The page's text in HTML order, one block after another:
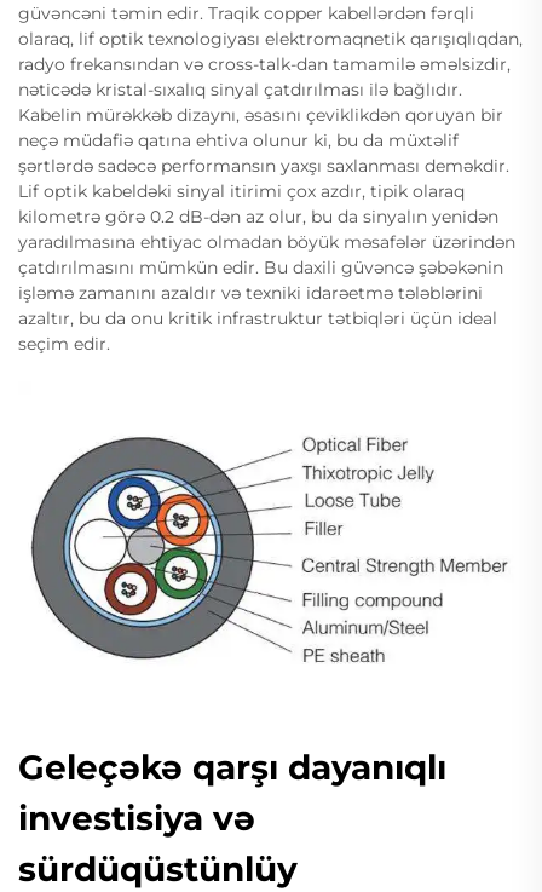
güvəncəni təmin edir. Traqik copper kabellərdən fərqli
olaraq, lif optik texnologiyası elektromaqnetik qarışıqlıqdan,
radyo frekansından və cross-talk-dan tamamilə əməlsizdir,
nəticədə kristal-sıxalıq sinyal çatdırılması ilə bağlıdır.
Kabelin mürəkkəb dizaynı, əsasını çeviklikdən qoruyan bir
neçə müdafiə qatına ehtiva olunur ki, bu da müxtəlif
şərtlərdə sadəcə performansın yaxşı saxlanması deməkdir.
Lif optik kabeldəki sinyal itirimi çox azdır, tipik olaraq
kilometrə görə 0.2 dB-dən az olur, bu da sinyalın yenidən
yaradılmasına ehtiyac olmadan böyük məsafələr üzərindən
çatdırılmasını mümkün edir. Bu daxili güvəncə şəbəkənin
işləmə zamanını azaldır və texniki idarəetmə tələblərini
azaltır, bu da onu kritik infrastruktur tətbiqləri üçün ideal
seçim edir.
Geleçəkə qarşı dayanıqlı
investisiya və
sürdüqüstünlüy